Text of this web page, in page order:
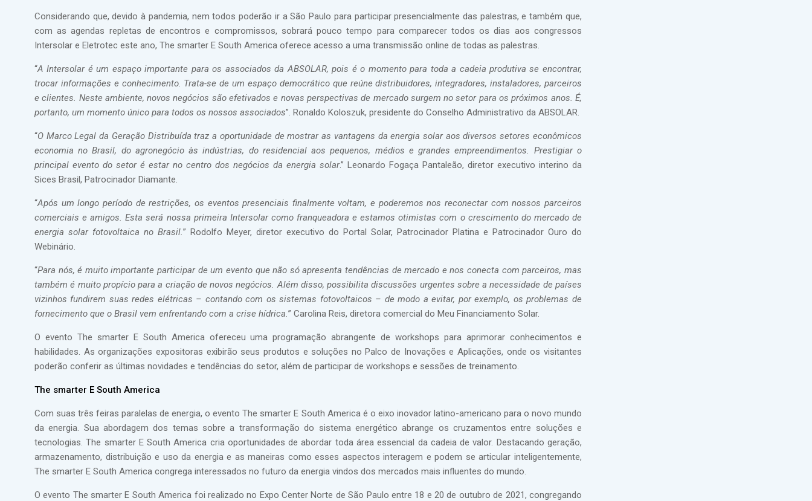
Considerando que, devido à pandemia, nem todos poderão ir a São Paulo para participar presencialmente das palestras, e também que,
com as agendas repletas de encontros e compromissos, sobrará pouco tempo para comparecer todos os dias aos congressos
Intersolar e Eletrotec este ano, The smarter E South America oferece acesso a uma transmissão online de todas as palestras.
“A Intersolar é um espaço importante para os associados da ABSOLAR, pois é o momento para toda a cadeia produtiva se encontrar,
trocar informações e conhecimento. Trata-se de um espaço democrático que reúne distribuidores, integradores, instaladores, parceiros
e clientes. Neste ambiente, novos negócios são efetivados e novas perspectivas de mercado surgem no setor para os próximos anos. É,
portanto, um momento único para todos os nossos associados”. Ronaldo Koloszuk, presidente do Conselho Administrativo da ABSOLAR.
“O Marco Legal da Geração Distribuída traz a oportunidade de mostrar as vantagens da energia solar aos diversos setores econômicos
economia no Brasil, do agronegócio às indústrias, do residencial aos pequenos, médios e grandes empreendimentos. Prestigiar o
principal evento do setor é estar no centro dos negócios da energia solar.” Leonardo Fogaça Pantaleão, diretor executivo interino da
Sices Brasil, Patrocinador Diamante.
“Após um longo período de restrições, os eventos presenciais finalmente voltam, e poderemos nos reconectar com nossos parceiros
comerciais e amigos. Esta será nossa primeira Intersolar como franqueadora e estamos otimistas com o crescimento do mercado de
energia solar fotovoltaica no Brasil.” Rodolfo Meyer, diretor executivo do Portal Solar, Patrocinador Platina e Patrocinador Ouro do
Webinário.
“Para nós, é muito importante participar de um evento que não só apresenta tendências de mercado e nos conecta com parceiros, mas
também é muito propício para a criação de novos negócios. Além disso, possibilita discussões urgentes sobre a necessidade de países
vizinhos fundirem suas redes elétricas – contando com os sistemas fotovoltaicos – de modo a evitar, por exemplo, os problemas de
fornecimento que o Brasil vem enfrentando com a crise hídrica.” Carolina Reis, diretora comercial do Meu Financiamento Solar.
O evento The smarter E South America ofereceu uma programação abrangente de workshops para aprimorar conhecimentos e
habilidades. As organizações expositoras exibirão seus produtos e soluções no Palco de Inovações e Aplicações, onde os visitantes
poderão conferir as últimas novidades e tendências do setor, além de participar de workshops e sessões de treinamento.
The smarter E South America
Com suas três feiras paralelas de energia, o evento The smarter E South America é o eixo inovador latino-americano para o novo mundo
da energia. Sua abordagem dos temas sobre a transformação do sistema energético abrange os cruzamentos entre soluções e
tecnologias. The smarter E South America cria oportunidades de abordar toda área essencial da cadeia de valor. Destacando geração,
armazenamento, distribuição e uso da energia e as maneiras como esses aspectos interagem e podem se articular inteligentemente,
The smarter E South America congrega interessados no futuro da energia vindos dos mercados mais influentes do mundo.
O evento The smarter E South America foi realizado no Expo Center Norte de São Paulo entre 18 e 20 de outubro de 2021, congregando